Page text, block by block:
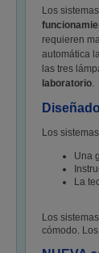
Los
requieren
automática
las tres
laboratorio.
Los
Una
La
Los
cómodo.